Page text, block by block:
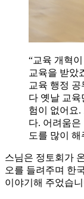
“교육 개혁
교육을 받았
교육 행정
다 옛날 교육
험이 없어요.
다. 어려움은
도를 많이
스님은 정토회가
오를 들려주며 한
이야기해 주었습